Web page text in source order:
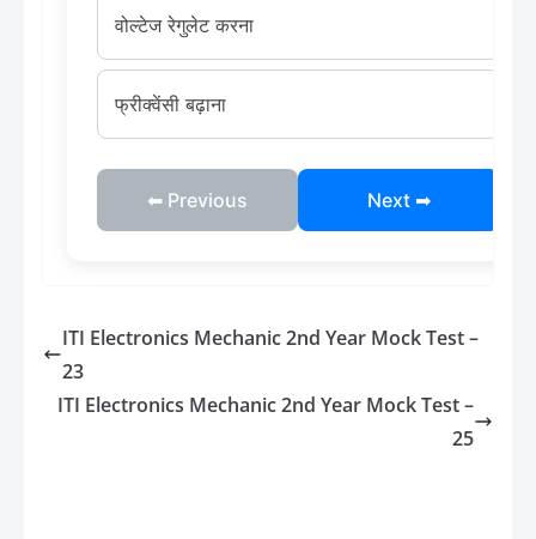
वोल्टेज रेगुलेट करना
फ्रीक्वेंसी बढ़ाना
⬅ Previous Next ➡
ITI Electronics Mechanic 2nd Year Mock Test –
23
ITI Electronics Mechanic 2nd Year Mock Test –
25